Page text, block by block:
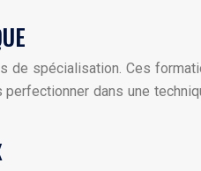
spécialisation. Ces
dans une